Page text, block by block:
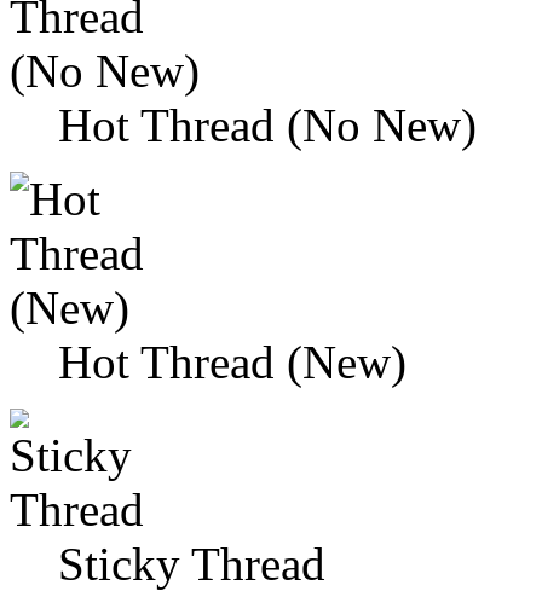
Hot Thread (No New)
Hot Thread (New)
Sticky Thread